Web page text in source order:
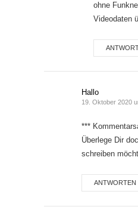
ohne
Videodaten
Hallo
19. Oktober 2020
***
Überlege Dir
schreiben
ANTWORTEN